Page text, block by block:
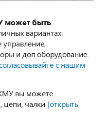
может быть
вариантах:
управление,
и доп.оборудование.
с нашим
вы можете
цепи, чалки [открыть